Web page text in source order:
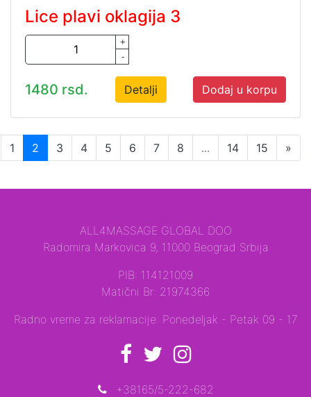
Lice plavi oklagija 3
+
-
1480 rsd. Detalji Dodaj u korpu
1 2 3 4 5 6 7 8 ... 14 15 »
ALL4MASSAGE GLOBAL DOO
Radomira Markovica 9, 11000 Beograd Srbija
PIB: 114121009
Matični Br: 21974366
Radno vreme za reklamacije: Ponedeljak - Petak 09 - 17
+38165/5-222-682